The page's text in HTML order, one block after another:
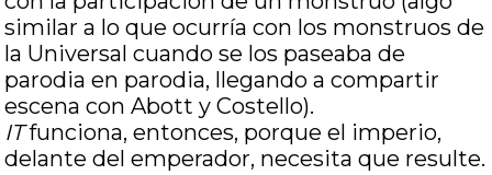
similar a lo que ocurría con los monstruos de
la Universal cuando se los paseaba de
parodia en parodia, llegando a compartir
escena con Abott y Costello).
ITfunciona, entonces, porque el imperio,
delante del emperador, necesita que resulte.